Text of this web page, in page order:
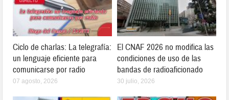
Ciclo de charlas: La telegrafía:
un lenguaje eficiente para
comunicarse por radio
07 agosto, 2026
El CNAF 2026 no modifica las
condiciones de uso de las
bandas de radioaficionado
30 julio, 2026